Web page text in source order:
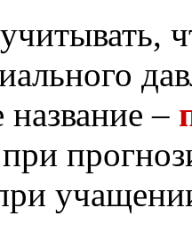
название –